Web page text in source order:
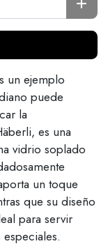
un ejemplo
puede
la
es una
vidrio soplado
un toque
que su diseño
para servir